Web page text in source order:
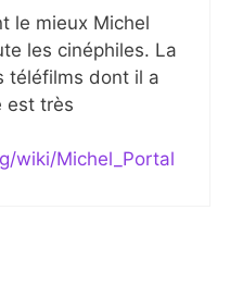
le mieux Michel
les cinéphiles. La
téléfilms dont il a
est très
wiki/Michel_Portal